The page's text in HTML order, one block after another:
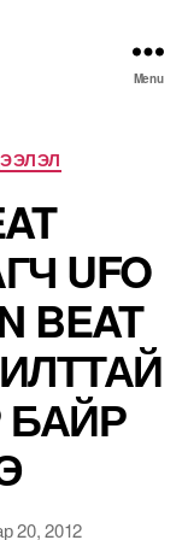
Menu
UFO
BEAT
20, 2012